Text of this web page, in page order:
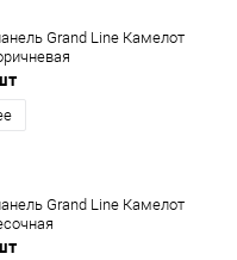
Grand Line Камелот
Grand Line Камелот